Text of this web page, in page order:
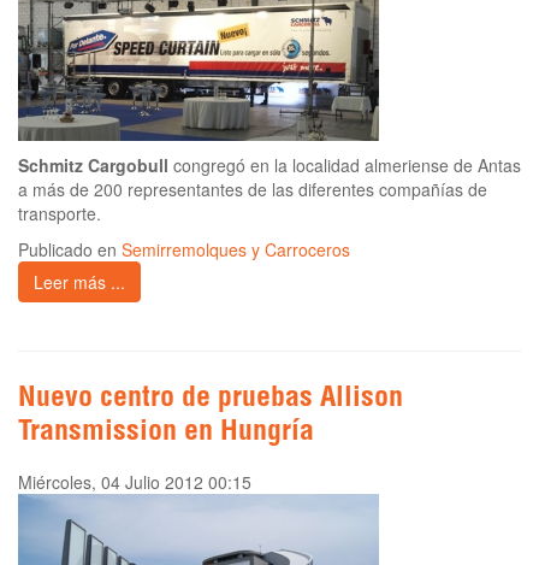
Schmitz Cargobull congregó en la localidad almeriense de Antas
a más de 200 representantes de las diferentes compañías de
transporte.
Publicado en Semirremolques y Carroceros
Leer más ...
Nuevo centro de pruebas Allison
Transmission en Hungría
Miércoles, 04 Julio 2012 00:15